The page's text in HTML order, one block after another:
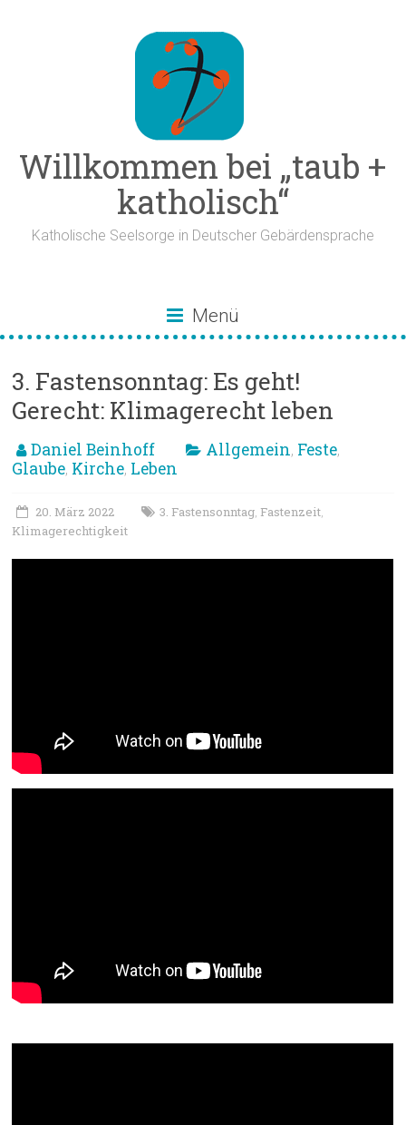
Willkommen bei „taub +
katholisch“
Katholische Seelsorge in Deutscher Gebärdensprache
Menü
3. Fastensonntag: Es geht!
Gerecht: Klimagerecht leben
Daniel Beinhoff Allgemein, Feste,
Glaube, Kirche, Leben
20. März 2022 3. Fastensonntag, Fastenzeit,
Klimagerechtigkeit